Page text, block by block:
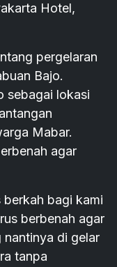
Hotel,
pergelaran
Bajo.
sebagai lokasi
Mabar.
agar
berkah bagi kami
berbenah agar
nantinya di gelar
tanpa